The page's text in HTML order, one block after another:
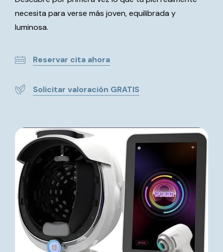
necesita para verse más joven, equilibrada y
luminosa.
Reservar cita ahora
Solicitar valoración GRATIS